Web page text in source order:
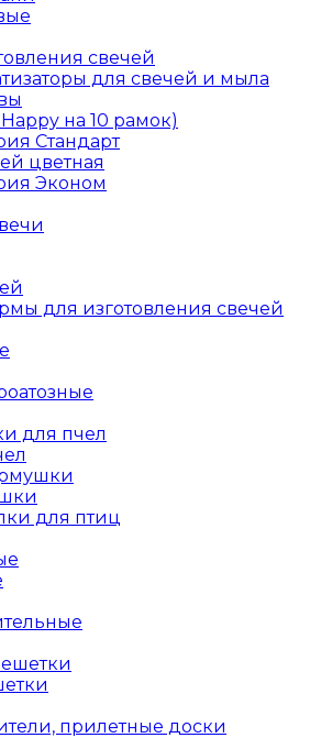
свечей
для свечей и мыла
на 10 рамок)
Стандарт
цветная
Эконом
для изготовления свечей
для пчел
для птиц
прилетные доски